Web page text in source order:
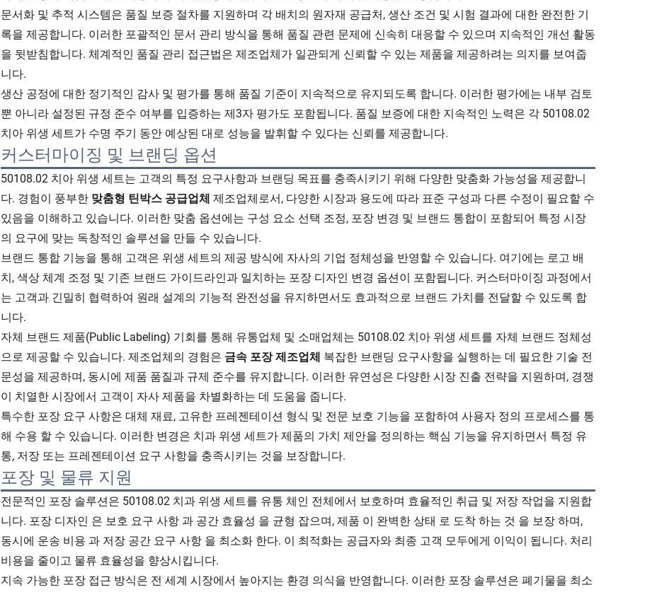
문서화 및 추적 시스템은 품질 보증 절차를 지원하며 각 배치의 원자재 공급처, 생산 조건 및 시험 결과에 대한 완전한 기
록을 제공합니다. 이러한 포괄적인 문서 관리 방식을 통해 품질 관련 문제에 신속히 대응할 수 있으며 지속적인 개선 활동
을 뒷받침합니다. 체계적인 품질 관리 접근법은 제조업체가 일관되게 신뢰할 수 있는 제품을 제공하려는 의지를 보여줍
니다.
생산 공정에 대한 정기적인 감사 및 평가를 통해 품질 기준이 지속적으로 유지되도록 합니다. 이러한 평가에는 내부 검토
뿐 아니라 설정된 규정 준수 여부를 입증하는 제3자 평가도 포함됩니다. 품질 보증에 대한 지속적인 노력은 각 50108.02
치아 위생 세트가 수명 주기 동안 예상된 대로 성능을 발휘할 수 있다는 신뢰를 제공합니다.
커스터마이징 및 브랜딩 옵션
50108.02 치아 위생 세트는 고객의 특정 요구사항과 브랜딩 목표를 충족시키기 위해 다양한 맞춤화 가능성을 제공합니
다. 경험이 풍부한 맞춤형 틴박스 공급업체 제조업체로서, 다양한 시장과 용도에 따라 표준 구성과 다른 수정이 필요할 수
있음을 이해하고 있습니다. 이러한 맞춤 옵션에는 구성 요소 선택 조정, 포장 변경 및 브랜드 통합이 포함되어 특정 시장
의 요구에 맞는 독창적인 솔루션을 만들 수 있습니다.
브랜드 통합 기능을 통해 고객은 위생 세트의 제공 방식에 자사의 기업 정체성을 반영할 수 있습니다. 여기에는 로고 배
치, 색상 체계 조정 및 기존 브랜드 가이드라인과 일치하는 포장 디자인 변경 옵션이 포함됩니다. 커스터마이징 과정에서
는 고객과 긴밀히 협력하여 원래 설계의 기능적 완전성을 유지하면서도 효과적으로 브랜드 가치를 전달할 수 있도록 합
니다.
자체 브랜드 제품(Public Labeling) 기회를 통해 유통업체 및 소매업체는 50108.02 치아 위생 세트를 자체 브랜드 정체성
으로 제공할 수 있습니다. 제조업체의 경험은 금속 포장 제조업체 복잡한 브랜딩 요구사항을 실행하는 데 필요한 기술 전
문성을 제공하며, 동시에 제품 품질과 규제 준수를 유지합니다. 이러한 유연성은 다양한 시장 진출 전략을 지원하며, 경쟁
이 치열한 시장에서 고객이 자사 제품을 차별화하는 데 도움을 줍니다.
특수한 포장 요구 사항은 대체 재료, 고유한 프레젠테이션 형식 및 전문 보호 기능을 포함하여 사용자 정의 프로세스를 통
해 수용 할 수 있습니다. 이러한 변경은 치과 위생 세트가 제품의 가치 제안을 정의하는 핵심 기능을 유지하면서 특정 유
통, 저장 또는 프레젠테이션 요구 사항을 충족시키는 것을 보장합니다.
포장 및 물류 지원
전문적인 포장 솔루션은 50108.02 치과 위생 세트를 유통 체인 전체에서 보호하며 효율적인 취급 및 저장 작업을 지원합
니다. 포장 디자인 은 보호 요구 사항 과 공간 효율성 을 균형 잡으며, 제품 이 완벽한 상태 로 도착 하는 것 을 보장 하며,
동시에 운송 비용 과 저장 공간 요구 사항 을 최소화 한다. 이 최적화는 공급자와 최종 고객 모두에게 이익이 됩니다. 처리
비용을 줄이고 물류 효율성을 향상시킵니다.
지속 가능한 포장 접근 방식은 전 세계 시장에서 높아지는 환경 의식을 반영합니다. 이러한 포장 솔루션은 폐기물을 최소